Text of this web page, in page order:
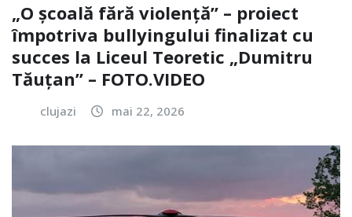
„O școală fără violență” – proiect
împotriva bullyingului finalizat cu
succes la Liceul Teoretic „Dumitru
Tăuțan” – FOTO.VIDEO
clujazi mai 22, 2026